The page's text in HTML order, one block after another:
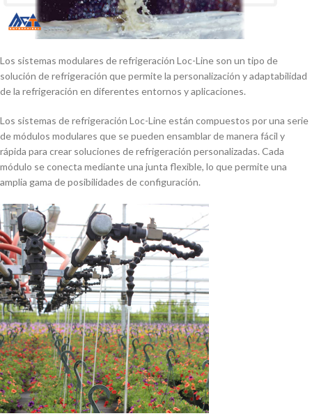
Los sistemas modulares de refrigeración Loc-Line son un tipo de
solución de refrigeración que permite la personalización y adaptabilidad
de la refrigeración en diferentes entornos y aplicaciones.
Los sistemas de refrigeración Loc-Line están compuestos por una serie
de módulos modulares que se pueden ensamblar de manera fácil y
rápida para crear soluciones de refrigeración personalizadas. Cada
módulo se conecta mediante una junta flexible, lo que permite una
amplia gama de posibilidades de configuración.